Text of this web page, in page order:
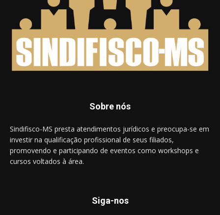
Sobre nós
Sindifisco-MS presta atendimentos jurídicos e preocupa-se em
investir na qualificação profissional de seus filiados,
promovendo e participando de eventos como workshops e
cursos voltados à área.
Siga-nos